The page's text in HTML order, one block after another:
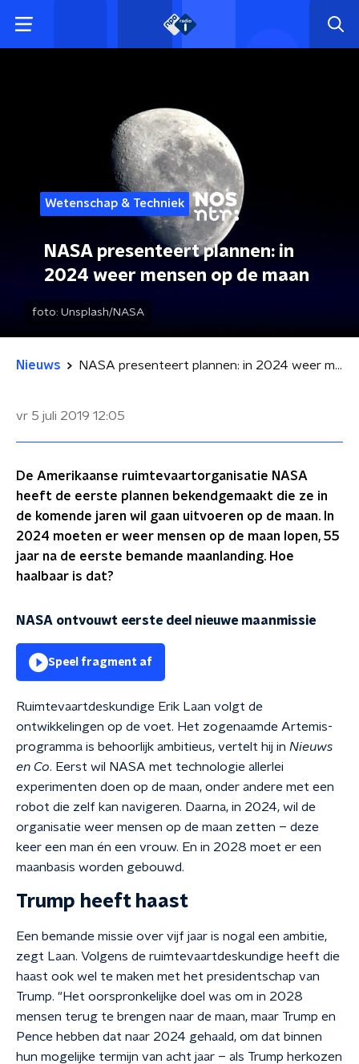
Wetenschap & Techniek
NASA presenteert plannen: in
2024 weer mensen op de maan
foto: Unsplash/NASA
Nieuws NASA presenteert plannen: in 2024 weer mensen op de maan
vr 5 juli 2019 12:05
De Amerikaanse ruimtevaartorganisatie NASA
heeft de eerste plannen bekendgemaakt die ze in
de komende jaren wil gaan uitvoeren op de maan. In
2024 moeten er weer mensen op de maan lopen, 55
jaar na de eerste bemande maanlanding. Hoe
haalbaar is dat?
NASA ontvouwt eerste deel nieuwe maanmissie
Speel fragment af
Ruimtevaartdeskundige Erik Laan volgt de
ontwikkelingen op de voet. Het zogenaamde Artemis-
programma is behoorlijk ambitieus, vertelt hij in Nieuws
en Co. Eerst wil NASA met technologie allerlei
experimenten doen op de maan, onder andere met een
robot die zelf kan navigeren. Daarna, in 2024, wil de
organisatie weer mensen op de maan zetten – deze
keer een man én een vrouw. En in 2028 moet er een
maanbasis worden gebouwd.
Trump heeft haast
Een bemande missie over vijf jaar is nogal een ambitie,
zegt Laan. Volgens de ruimtevaartdeskundige heeft die
haast ook wel te maken met het presidentschap van
Trump. "Het oorspronkelijke doel was om in 2028
mensen terug te brengen naar de maan, maar Trump en
Pence hebben dat naar 2024 gehaald, om dat binnen
hun mogelijke termijn van acht jaar – als Trump herkozen